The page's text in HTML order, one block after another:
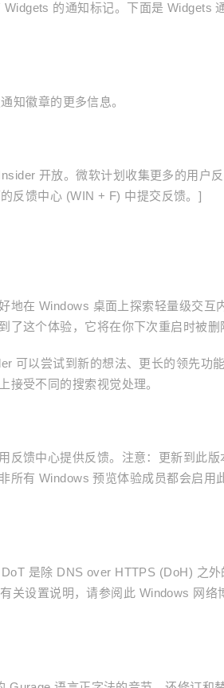
的通知标记。下面是 Widgets
知徽章的更多信息。
开放。微软计划收集更多的用户反
反馈中心 (WIN + F) 中提交反馈。]
地在 Windows 桌面上探索轻量级交互
了这个体验，它将在你下次重启时被删
可以尝试到新的想法、更长的领先功
接受不同的搜索视觉处理。
反馈中心提供反馈。注意：更新到此版
所有 Windows 预览体验成员都会启用
是除 DNS over HTTPS (DoH) 之外
关设置说明，请参阅此 Windows 网络